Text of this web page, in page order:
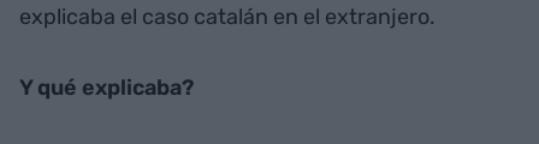
explicaba el caso catalán en el extranjero.
Y qué explicaba?